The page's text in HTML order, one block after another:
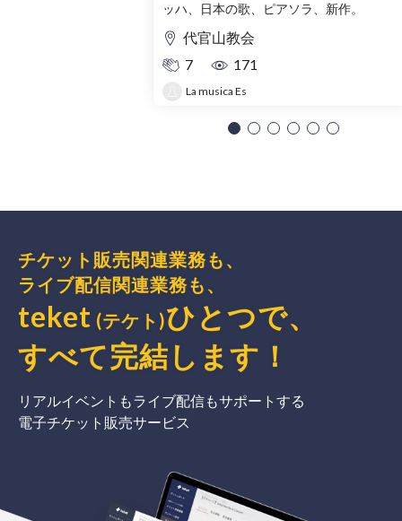
ッハ、日本の歌、ピアソラ、新作。
代官山教会
7
171
La musica Es
チケット販売関連業務も、
ライブ配信関連業務も、
teket (テケト)ひとつで、
すべて完結 します ！
リアルイベントもライブ配信もサポートする
電子チケット販売サービス